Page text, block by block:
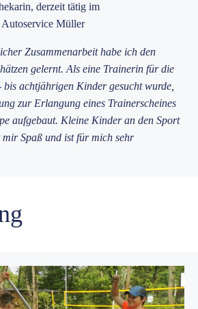
derzeit tätig im
Autoservice Müller
Zusammenarbeit habe ich den
gelernt. Als eine Trainerin für die
achtjährigen Kinder gesucht wurde,
zur Erlangung eines Trainerscheines
aufgebaut. Kleine Kinder an den Sport
Spaß und ist für mich sehr